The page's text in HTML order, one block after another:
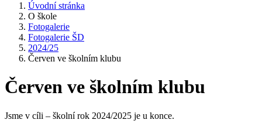
Úvodní stránka
O škole
Fotogalerie
Fotogalerie ŠD
2024/25
Červen ve školním klubu
Červen ve školním klubu
Jsme v cíli – školní rok 2024/2025 je u konce.